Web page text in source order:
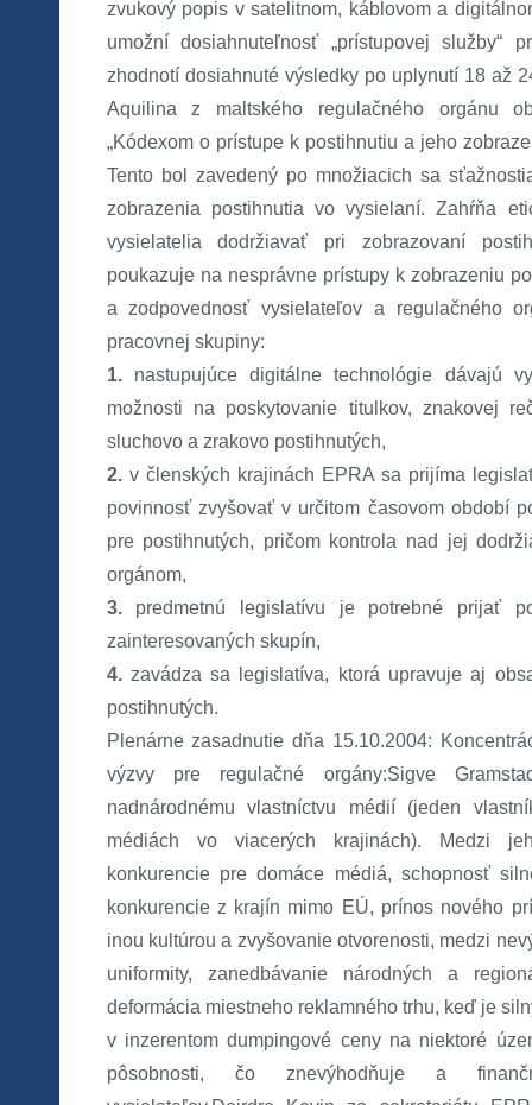
zvukový popis v satelitnom, káblovom a
umožní dosiahnuteľnosť „prístupovej služby“
zhodnotí dosiahnuté výsledky po uplynutí 18 až
Aquilina z maltského regulačného orgánu
„Kódexom o prístupe k postihnutiu a jeho
Tento bol zavedený po množiacich sa
zobrazenia postihnutia vo vysielaní. Zahŕňa
vysielatelia dodržiavať pri zobrazovaní
poukazuje na nesprávne prístupy k zobrazeniu
a zodpovednosť vysielateľov a regulačného
pracovnej skupiny:
1.nastupujúce digitálne technológie dávajú
možnosti na poskytovanie titulkov, znakovej
sluchovo a zrakovo postihnutých,
2.v členských krajinách EPRA sa prijíma
povinnosť zvyšovať v určitom časovom období
pre postihnutých, pričom kontrola nad jej
orgánom,
3.predmetnú legislatívu je potrebné prijať
zainteresovaných skupín,
4.zavádza sa legislatíva, ktorá upravuje aj
postihnutých.
Plenárne zasadnutie dňa 15.10.2004:
výzvy pre regulačné orgány:Sigve
nadnárodnému vlastníctvu médií (jeden
médiách vo viacerých krajinách). Medzi
konkurencie pre domáce médiá, schopnosť
konkurencie z krajín mimo EÚ, prínos nového
inou kultúrou a zvyšovanie otvorenosti, medzi
uniformity, zanedbávanie národných a
deformácia miestneho reklamného trhu, keď je
v inzerentom dumpingové ceny na niektoré
pôsobnosti, čo znevýhodňuje a